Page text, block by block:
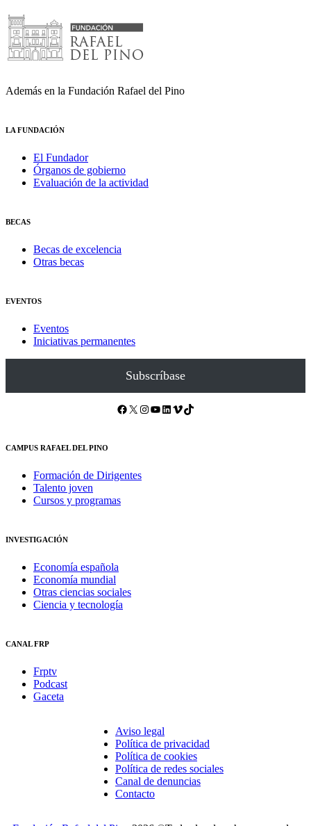
Además en la Fundación Rafael del Pino
LA FUNDACIÓN
El Fundador
Órganos de gobierno
Evaluación de la actividad
BECAS
Becas de excelencia
Otras becas
EVENTOS
Eventos
Iniciativas permanentes
Subscríbase
Facebook X Instagram YouTube LinkedIn Vimeo TikTok
CAMPUS RAFAEL DEL PINO
Formación de Dirigentes
Talento joven
Cursos y programas
INVESTIGACIÓN
Economía española
Economía mundial
Otras ciencias sociales
Ciencia y tecnología
CANAL FRP
Frptv
Podcast
Gaceta
Aviso legal
Política de privacidad
Política de cookies
Política de redes sociales
Canal de denuncias
Contacto